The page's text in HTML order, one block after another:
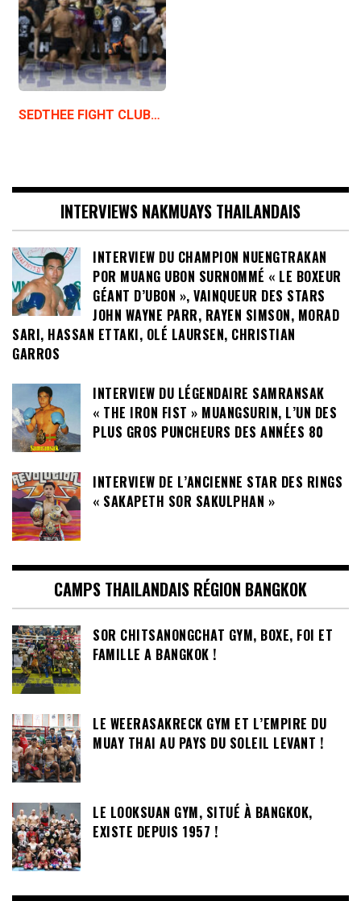
SEDTHEE FIGHT CLUB…
INTERVIEWS NAKMUAYS THAILANDAIS
INTERVIEW DU CHAMPION NUENGTRAKAN
POR MUANG UBON SURNOMMÉ « LE BOXEUR
GÉANT D’UBON », VAINQUEUR DES STARS
JOHN WAYNE PARR, RAYEN SIMSON, MORAD
SARI, HASSAN ETTAKI, OLÉ LAURSEN, CHRISTIAN
GARROS
INTERVIEW DU LÉGENDAIRE SAMRANSAK
« THE IRON FIST » MUANGSURIN, L’UN DES
PLUS GROS PUNCHEURS DES ANNÉES 80
INTERVIEW DE L’ANCIENNE STAR DES RINGS
« SAKAPETH SOR SAKULPHAN »
CAMPS THAILANDAIS RÉGION BANGKOK
SOR CHITSANONGCHAT GYM, BOXE, FOI ET
FAMILLE A BANGKOK !
LE WEERASAKRECK GYM ET L’EMPIRE DU
MUAY THAI AU PAYS DU SOLEIL LEVANT !
LE LOOKSUAN GYM, SITUÉ À BANGKOK,
EXISTE DEPUIS 1957 !